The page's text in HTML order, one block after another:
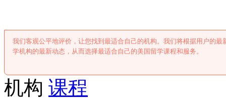
我们客观公平地评价，让您找到最适合自己的机构。我们将根据用户的
学机构的最新动态，从而选择最适合自己的美国留学课程和服务。
机构 课程